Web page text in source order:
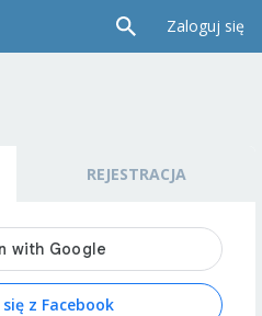
Zaloguj się
REJESTRACJA
z Facebook